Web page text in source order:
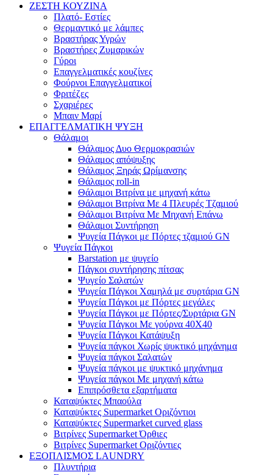
ΖΕΣΤΗ ΚΟΥΖΙΝΑ
Πλατό- Εστίες
Θερμαντικό με λάμπες
Βραστήρας Υγρών
Βραστήρες Ζυμαρικών
Γύροι
Επαγγελματικές κουζίνες
Φούρνοι Επαγγελματικοί
Φριτέζες
Σχαριέρες
Μπαιν Μαρί
ΕΠΑΓΓΕΛΜΑΤΙΚΗ ΨΥΞΗ
Θάλαμοι
Θάλαμος Δυο Θερμοκρασιών
Θάλαμος απόψυξης
Θάλαμος Ξηράς Ωρίμανσης
Θάλαμος roll-in
Θάλαμοι Βιτρίνα με μηχανή κάτω
Θάλαμοι Βιτρίνα Με 4 Πλευρές Τζαμιού
Θάλαμοι Βιτρίνα Με Μηχανή Επάνω
Θάλαμοι Συντήρηση
Ψυγεία Πάγκοι με Πόρτες τζαμιού GN
Ψυγεία Πάγκοι
Barstation με ψυγείο
Πάγκοι συντήρησης πίτσας
Ψυγείο Σαλατών
Ψυγεία Πάγκοι Χαμηλά με συρτάρια GN
Ψυγεία Πάγκοι με Πόρτες μεγάλες
Ψυγεία Πάγκοι με Πόρτες/Συρτάρια GN
Ψυγεία Πάγκοι Με γούρνα 40Χ40
Ψυγεία Πάγκοι Κατάψυξη
Ψυγεία πάγκοι Χωρίς ψυκτικό μηχάνημα
Ψυγεία πάγκοι Σαλατών
Ψυγεία πάγκοι με ψυκτικό μηχάνημα
Ψυγεία πάγκοι Με μηχανή κάτω
Επιπρόσθετα εξαρτήματα
Καταψύκτες Μπαούλα
Καταψύκτες Supermarket Οριζόντιοι
Καταψύκτες Supermarket curved glass
Βιτρίνες Supermarket Όρθιες
Βιτρίνες Supermarket Οριζόντιες
ΕΞΟΠΛΙΣΜΟΣ LAUNDRY
Πλυντήρια